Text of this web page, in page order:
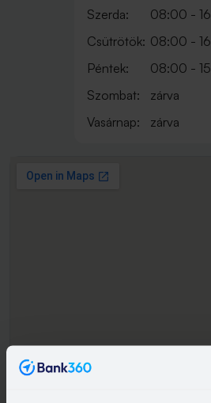
Szerda:
08:00 -
Csütrötök: 08:00 -
Péntek:
08:00 -
Szombat:
zárva
Vasárnap:
zárva